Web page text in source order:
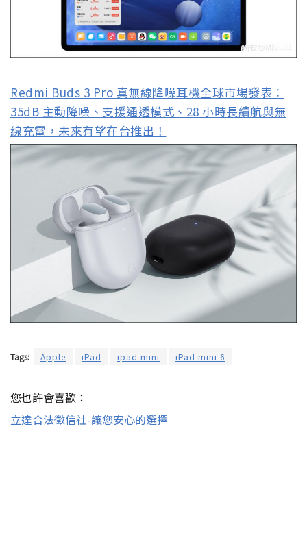
Redmi Buds 3 Pro 真無線降噪耳機全球市場發表：
35dB 主動降噪、支援通透模式、28 小時長續航與無
線充電，未來有望在台推出！
Tags: Apple iPad ipad mini iPad mini 6
您也許會喜歡：
立達合法徵信社-讓您安心的選擇